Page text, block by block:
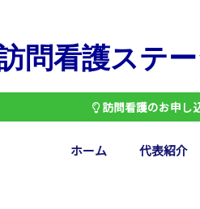
問看護ステ
訪問看護のお申し
ホーム 代表紹介